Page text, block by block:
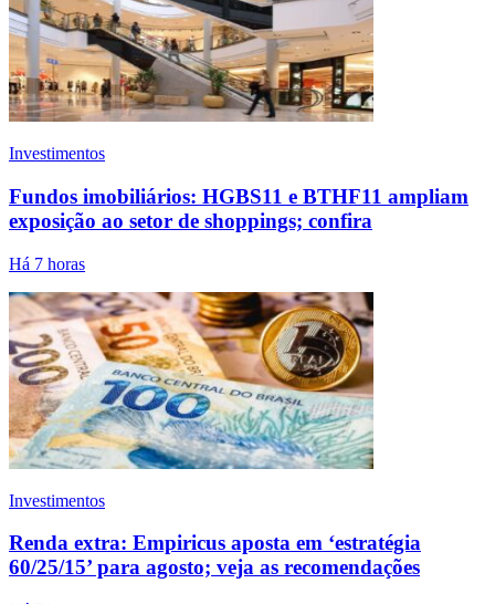
Investimentos
Fundos imobiliários: HGBS11 e BTHF11 ampliam
exposição ao setor de shoppings; confira
Há 7 horas
Investimentos
Renda extra: Empiricus aposta em ‘estratégia
60/25/15’ para agosto; veja as recomendações